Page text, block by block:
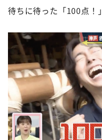
待ちに待った「100点！」